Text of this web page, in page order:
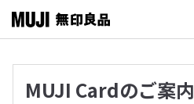
MUJI Cardのご案内